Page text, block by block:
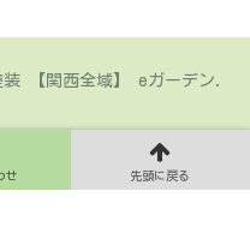
【関西全域】 eガーデン.
せ 先頭に戻る